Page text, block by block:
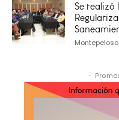
Se realizó
-